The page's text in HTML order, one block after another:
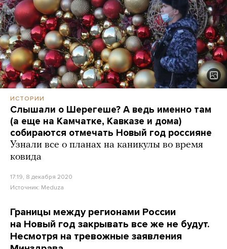
ИСТОРИИ
Слышали о Шерегеше? А ведь именно там
(а еще на Камчатке, Кавказе и дома)
собираются отмечать Новый год россияне
Узнали все о планах на каникулы во время
ковида
17:19, 8 декабря 2020
Источник: Meduza
Границы между регионами России
на Новый год закрывать все же не будут.
Несмотря на тревожные заявления